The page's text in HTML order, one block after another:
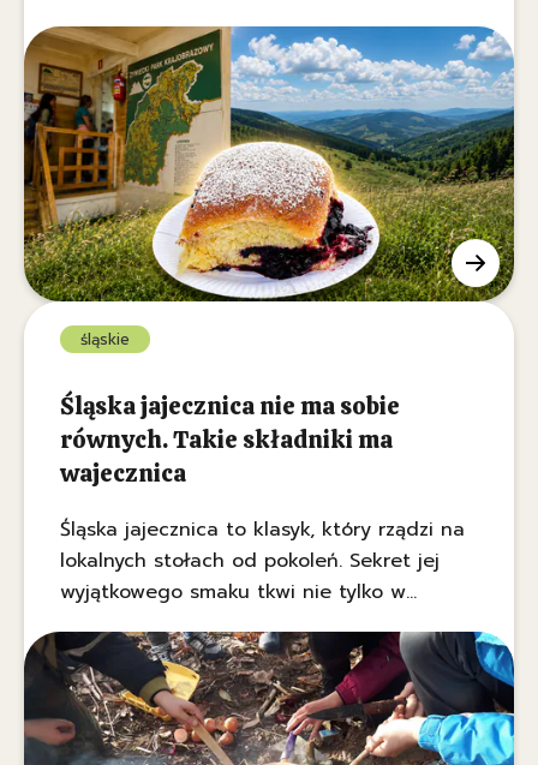
absolutna legenda polskiej turystyki
górskiej. Choć żeby je zdobyć, trzeba
najpierw włożyć trochę wysiłku i wyjść na
górski szlak, przed tamtejszym
schroniskiem codziennie ustawiają się
tłumy spragnionych wędrowców. Czy to
rzeczywiście najlepszy drożdżowy wypiek w
polskich górach?
śląskie
Śląska jajecznica nie ma sobie
równych. Takie składniki ma
wajecznica
Śląska jajecznica to klasyk, który rządzi na
lokalnych stołach od pokoleń. Sekret jej
wyjątkowego smaku tkwi nie tylko w
dobranych dodatkach, które dodają
charakteru. Sprawdź, które składniki
zamienią zwykłe śniadanie w poranną
ucztę dla całej rodziny.